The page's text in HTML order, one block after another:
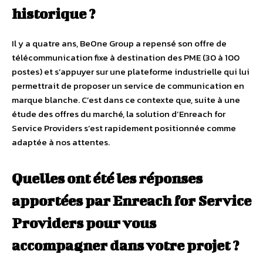
historique ?
Il y a quatre ans, BeOne Group a repensé son offre de
télécommunication fixe à destination des PME (30 à 100
postes) et s’appuyer sur une plateforme industrielle qui lui
permettrait de proposer un service de communication en
marque blanche. C’est dans ce contexte que, suite à une
étude des offres du marché, la solution d’Enreach for
Service Providers s’est rapidement positionnée comme
adaptée à nos attentes.
Quelles ont été les réponses
apportées par Enreach for Service
Providers pour vous
accompagner dans votre projet ?